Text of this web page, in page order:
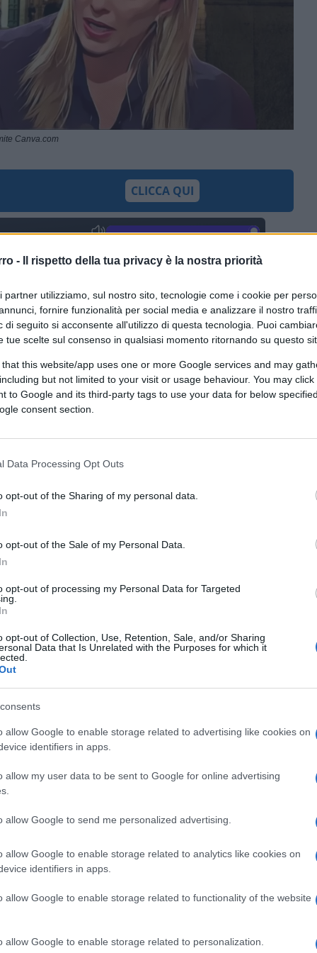
- Il rispetto della tua privacy è la nostra priorità
partner utilizziamo, sul nostro sito, tecnologie come i cookie per
fornire funzionalità per social media e analizzare il nostro
di seguito si acconsente all'utilizzo di questa tecnologia. Puoi
tue scelte sul consenso in qualsiasi momento ritornando su questo
that this website/app uses one or more Google services and may
but not limited to your visit or usage behaviour. You may
to Google and its third-party tags to use your data for below
consent section.
Data Processing Opt Outs
opt-out of the Sharing of my personal data.
opt-out of the Sale of my Personal Data.
opt-out of processing my Personal Data for Targeted
opt-out of Collection, Use, Retention, Sale, and/or Sharing
Data that Is Unrelated with the Purposes for which it
allow Google to enable storage related to advertising like cookies on
identifiers in apps.
allow my user data to be sent to Google for online advertising
allow Google to send me personalized advertising.
allow Google to enable storage related to analytics like cookies on
identifiers in apps.
allow Google to enable storage related to functionality of the website
allow Google to enable storage related to personalization.
Canva.com
CLICCA QUI
Mattarella.L’incontro è stato fissato in
a Roma da Mestre, ha telefonato al Capo
premier è arrivata al Colle alle 12:45,
tornare a Palazzo Chigi.
e il Quirinale
in un contesto delicato, segnato dalle
i, capogruppo di Fratelli d’Italia alla
ad alcune affermazioni attribuite a
del Quirinale ed ex deputato PD, riportate
di un presunto piano per ostacolare
“grande lista civica nazionale”.
smentita senza indugio”.
stampa del Quirinale ha risposto con toni
sconfinando nel ridicolo”. La
aveva suscitato stupore al Colle,
della maggioranza avesse dato
In risposta, Bignami ha precisato di non
che la sua richiesta di smentita
Garofani.
ritardo): “Era una chiacchierata”
ribadito che Fratelli d’Italia non ha mai